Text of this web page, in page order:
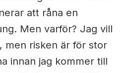
att råna en
Men varför? Jag vill
men risken är för stor
innan jag kommer till